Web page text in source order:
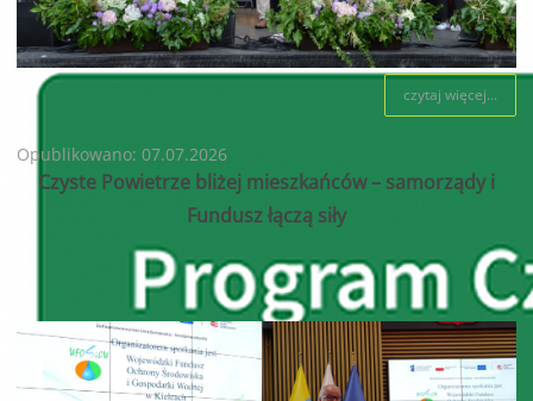
czytaj więcej...
Opublikowano: 07.07.2026
Czyste Powietrze bliżej mieszkańców – samorządy i
Fundusz łączą siły